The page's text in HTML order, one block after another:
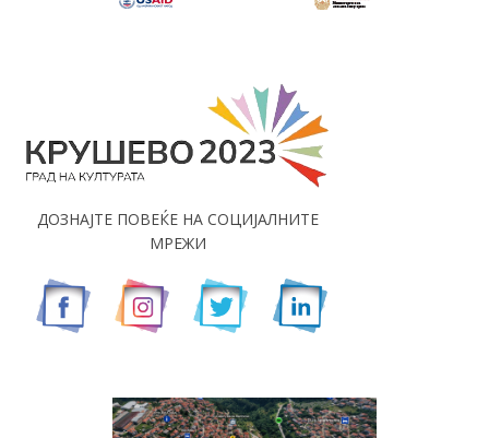
ДОЗНАЈТЕ ПОВЕЌЕ НА СОЦИЈАЛНИТЕ
МРЕЖИ